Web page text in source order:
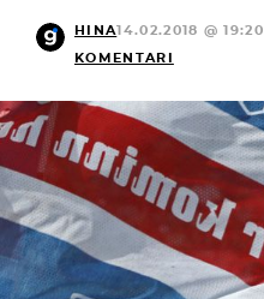
HINA14.02.2018 @ 19:20
KOMENTARI